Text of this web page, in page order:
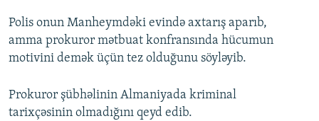
Polis onun Manheymdəki evində axtarış aparıb,
amma prokuror mətbuat konfransında hücumun
motivini demək üçün tez olduğunu söyləyib.
Prokuror şübhəlinin Almaniyada kriminal
tarixçəsinin olmadığını qeyd edib.